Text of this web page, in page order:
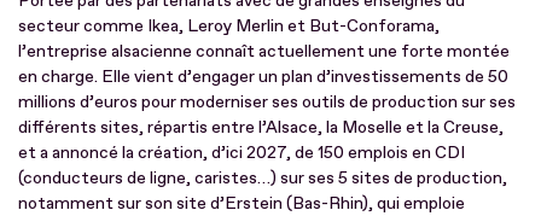
secteur comme Ikea, Leroy Merlin et But-Conforama,
l’entreprise alsacienne connaît actuellement une forte montée
en charge. Elle vient d’engager un plan d’investissements de 50
millions d’euros pour moderniser ses outils de production sur ses
différents sites, répartis entre l’Alsace, la Moselle et la Creuse,
et a annoncé la création, d’ici 2027, de 150 emplois en CDI
(conducteurs de ligne, caristes…) sur ses 5 sites de production,
notamment sur son site d’Erstein (Bas-Rhin), qui emploie